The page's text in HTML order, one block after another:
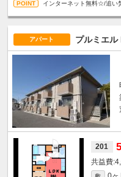
インターネット無料☆/追い
アパート プルミエル
201